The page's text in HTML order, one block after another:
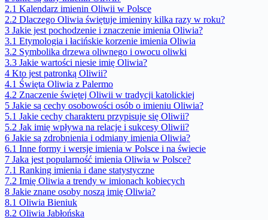
2.1 Kalendarz imienin Oliwii w Polsce
2.2 Dlaczego Oliwia świętuje imieniny kilka razy w roku?
3 Jakie jest pochodzenie i znaczenie imienia Oliwia?
3.1 Etymologia i łacińskie korzenie imienia Oliwia
3.2 Symbolika drzewa oliwnego i owocu oliwki
3.3 Jakie wartości niesie imię Oliwia?
4 Kto jest patronką Oliwii?
4.1 Święta Oliwia z Palermo
4.2 Znaczenie świętej Oliwii w tradycji katolickiej
5 Jakie są cechy osobowości osób o imieniu Oliwia?
5.1 Jakie cechy charakteru przypisuje się Oliwii?
5.2 Jak imię wpływa na relacje i sukcesy Oliwii?
6 Jakie są zdrobnienia i odmiany imienia Oliwia?
6.1 Inne formy i wersje imienia w Polsce i na świecie
7 Jaka jest popularność imienia Oliwia w Polsce?
7.1 Ranking imienia i dane statystyczne
7.2 Imię Oliwia a trendy w imionach kobiecych
8 Jakie znane osoby noszą imię Oliwia?
8.1 Oliwia Bieniuk
8.2 Oliwia Jabłońska